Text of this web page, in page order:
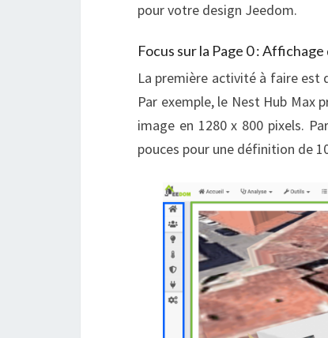
pour votre design Jeedom.
Focus sur la Page 0 : Affichage
La première activité à faire est
Par exemple, le Nest Hub Max
image en 1280 x 800 pixels.
pouces pour une définition de